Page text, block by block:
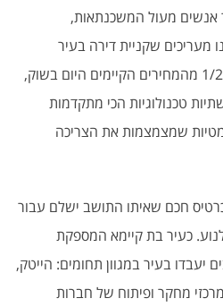
אנשים מעול המשכנתאות,
מעריכים שקניית דירה בעיר
'חלוצה' תעמוד על כ-1/3 עד 1/2 מהמחירים הקיימים היום בשוק,
טכנולוגיות הכי מתקדמות
שמצמצמות את הצריכה
חכם שאיתו התושב ישלם עבור
כעיר בת קיימא המספקת
בעיר במגוון תחומים: הייטק,
מרכזי מחקר ופיתוח של חברות